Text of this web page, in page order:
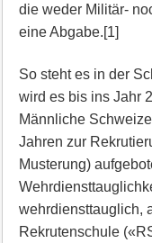
die weder Militär-
eine Abgabe.[1]
So steht es in der
wird es bis ins Jahr
Männliche
Jahren zur
Musterung)
wehrdiensttauglich,
Rekrutenschule